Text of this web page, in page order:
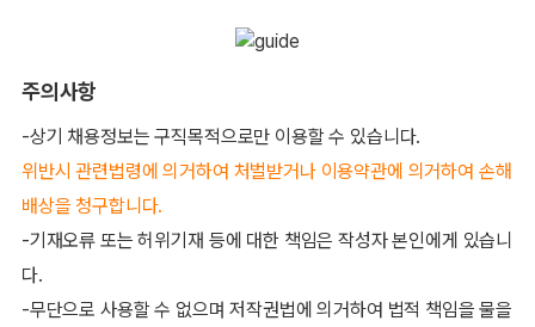
주의사항
-상기 채용정보는 구직목적으로만 이용할 수 있습니다.
위반시 관련법령에 의거하여 처벌받거나 이용약관에 의거하여 손해
배상을 청구합니다.
-기재오류 또는 허위기재 등에 대한 책임은 작성자 본인에게 있습니
다.
-무단으로 사용할 수 없으며 저작권법에 의거하여 법적 책임을 물을